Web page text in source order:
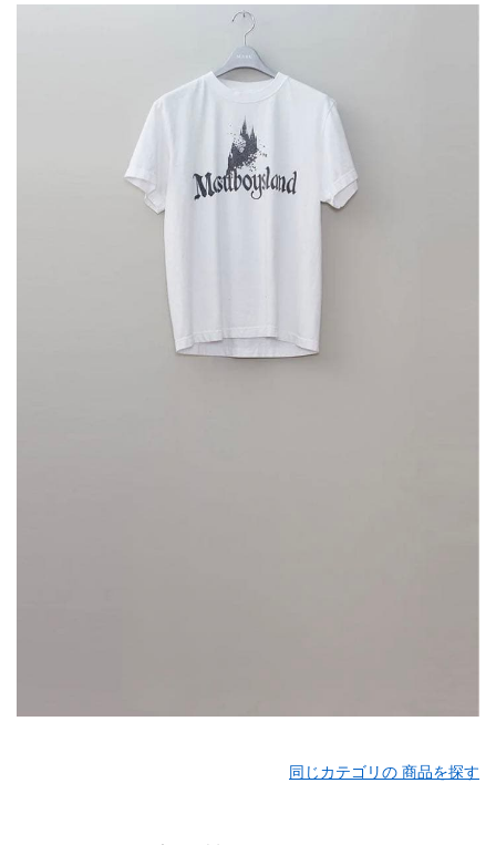
同じカテゴリの 商品を探す